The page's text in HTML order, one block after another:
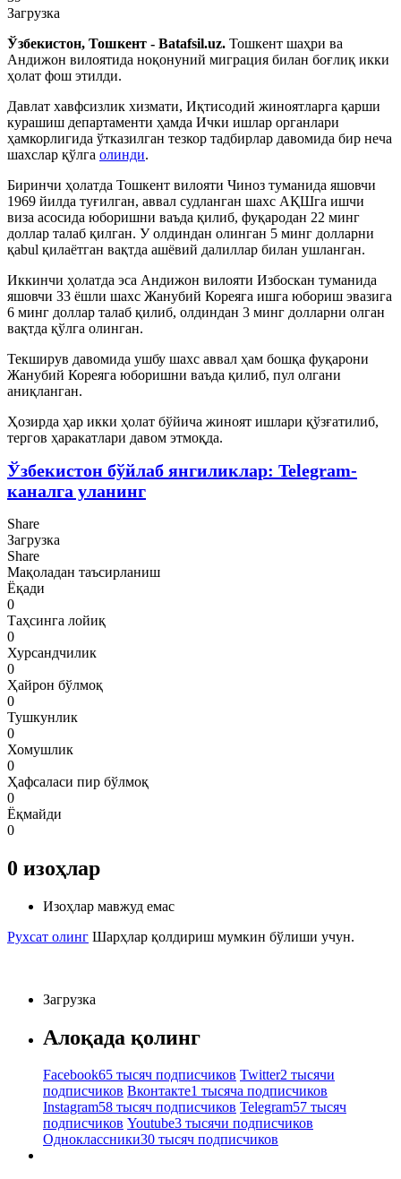
Загрузка
Ўзбекистон, Тошкент - Batafsil.uz. Тошкент шаҳри ва
Андижон вилоятида ноқонуний миграция билан боғлиқ икки
ҳолат фош этилди.
Давлат хавфсизлик хизмати, Иқтисодий жиноятларга қарши
курашиш департаменти ҳамда Ички ишлар органлари
ҳамкорлигида ўтказилган тезкор тадбирлар давомида бир неча
шахслар қўлга олинди.
Биринчи ҳолатда Тошкент вилояти Чиноз туманида яшовчи
1969 йилда туғилган, аввал судланган шахс АҚШга ишчи
виза асосида юборишни ваъда қилиб, фуқародан 22 минг
доллар талаб қилган. У олдиндан олинган 5 минг долларни
қabul қилаётган вақтда ашёвий далиллар билан ушланган.
Иккинчи ҳолатда эса Андижон вилояти Избоскан туманида
яшовчи 33 ёшли шахс Жанубий Кореяга ишга юбориш эвазига
6 минг доллар талаб қилиб, олдиндан 3 минг долларни олган
вақтда қўлга олинган.
Текширув давомида ушбу шахс аввал ҳам бошқа фуқарони
Жанубий Кореяга юборишни ваъда қилиб, пул олгани
аниқланган.
Ҳозирда ҳар икки ҳолат бўйича жиноят ишлари қўзғатилиб,
тергов ҳаракатлари давом этмоқда.
Ўзбекистон бўйлаб янгиликлар: Telegram-
каналга уланинг
Share
Загрузка
Share
Мақоладан таъсирланиш
Ёқади
0
Таҳсинга лойиқ
0
Хурсандчилик
0
Ҳайрон бўлмоқ
0
Тушкунлик
0
Хомушлик
0
Ҳафсаласи пир бўлмоқ
0
Ёқмайди
0
0 изоҳлар
Изоҳлар мавжуд емас
Рухсат олинг Шарҳлар қолдириш мумкин бўлиши учун.
Загрузка
Алоқада қолинг
Facebook65 тысяч подписчиков Twitter2 тысячи
подписчиков Вконтакте1 тысяча подписчиков
Instagram58 тысяч подписчиков Telegram57 тысяч
подписчиков Youtube3 тысячи подписчиков
Одноклассники30 тысяч подписчиков